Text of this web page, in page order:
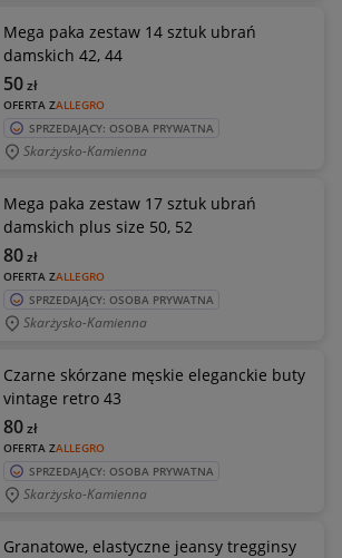
Mega paka zestaw 14 sztuk ubrań
damskich 42, 44
OFERTA ZALLEGRO
50zł
SPRZEDAJĄCY: OSOBA PRYWATNA
Skarżysko-Kamienna
Mega paka zestaw 17 sztuk ubrań
damskich plus size 50, 52
OFERTA ZALLEGRO
80zł
SPRZEDAJĄCY: OSOBA PRYWATNA
Skarżysko-Kamienna
Czarne skórzane męskie eleganckie buty
vintage retro 43
OFERTA ZALLEGRO
80zł
SPRZEDAJĄCY: OSOBA PRYWATNA
Skarżysko-Kamienna
Granatowe, elastyczne jeansy tregginsy